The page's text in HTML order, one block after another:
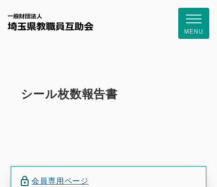
一般財団
MENU
シール枚数報告書
会員専用ページ